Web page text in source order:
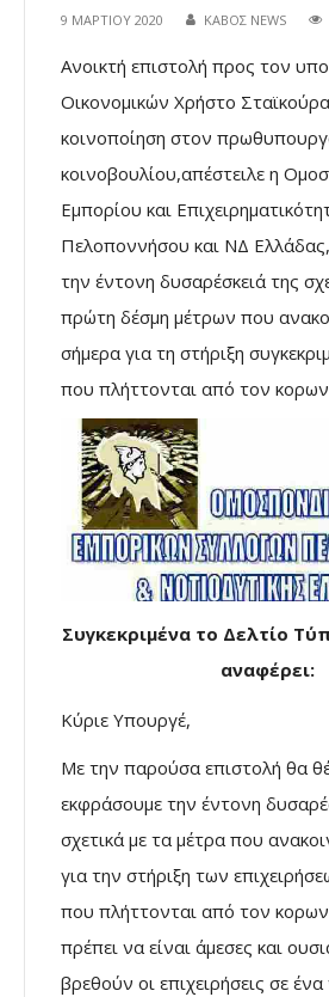
9 ΜΑΡΤΊΟΥ 2020 ΚΑΒΟΣ NEWS
Ανοικτή επιστολή προς τον
Οικονομικών Χρήστο
κοινοποίηση στον
κοινοβουλίου,απέστειλε η
Εμπορίου και
Πελοποννήσου και ΝΔ
την έντονη δυσαρέσκειά της
πρώτη δέσμη μέτρων που
σήμερα για τη στήριξη
που πλήττονται από τον
Συγκεκριμένα το Δελτίο
αναφέρει:
Κύριε Υπουργέ,
Με την παρούσα επιστολή θα
εκφράσουμε την έντονη
σχετικά με τα μέτρα που
για την στήριξη των
που πλήττονται από τον
πρέπει να είναι άμεσες και
βρεθούν οι επιχειρήσεις σε